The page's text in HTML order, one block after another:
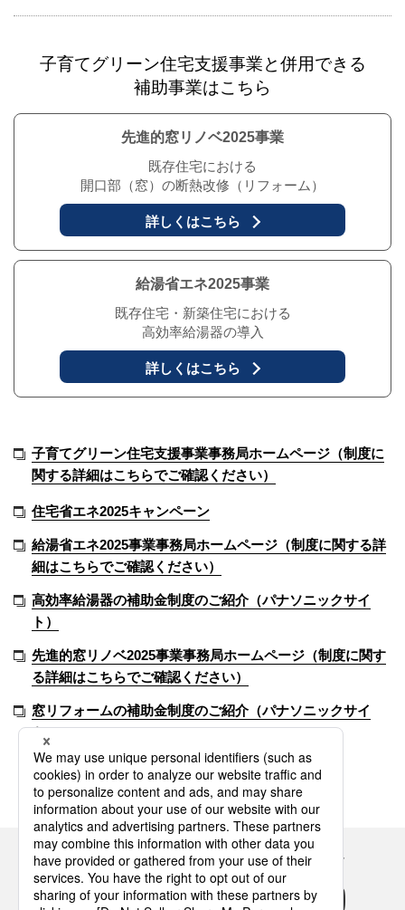
子育てグリーン住宅支援事業と併用できる
補助事業はこちら
先進的窓リノベ2025事業
既存住宅における
開口部（窓）の断熱改修（リフォーム）
詳しくはこちら
給湯省エネ2025事業
既存住宅・新築住宅における
高効率給湯器の導入
詳しくはこちら
子育てグリーン住宅支援事業事務局ホームページ（制度に
関する詳細はこちらでご確認ください）
住宅省エネ2025キャンペーン
給湯省エネ2025事業事務局ホームページ（制度に関する詳
細はこちらでご確認ください）
高効率給湯器の補助金制度のご紹介（パナソニックサイ
ト）
先進的窓リノベ2025事業事務局ホームページ（制度に関す
る詳細はこちらでご確認ください）
窓リフォームの補助金制度のご紹介（パナソニックサイ
ト）
Panasonicの住まい・くらし SNSアカウント